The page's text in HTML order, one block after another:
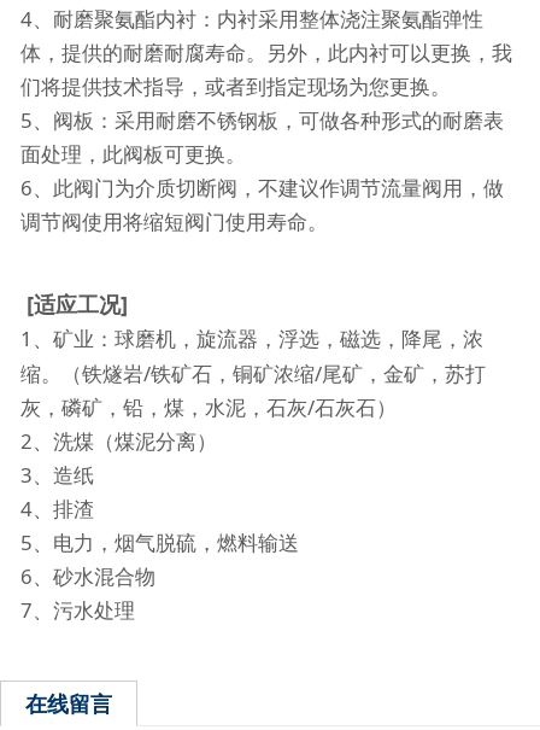
4、耐磨聚氨酯内衬：内衬采用整体浇注聚氨酯弹性
体，提供的耐磨耐腐寿命。另外，此内衬可以更换，我
们将提供技术指导，或者到指定现场为您更换。
5、阀板：采用耐磨不锈钢板，可做各种形式的耐磨表
面处理，此阀板可更换。
6、此阀门为介质切断阀，不建议作调节流量阀用，做
调节阀使用将缩短阀门使用寿命。
[适应工况]
1、矿业：球磨机，旋流器，浮选，磁选，降尾，浓
缩。（铁燧岩/铁矿石，铜矿浓缩/尾矿，金矿，苏打
灰，磷矿，铅，煤，水泥，石灰/石灰石）
2、洗煤（煤泥分离）
3、造纸
4、排渣
5、电力，烟气脱硫，燃料输送
6、砂水混合物
7、污水处理
在线留言